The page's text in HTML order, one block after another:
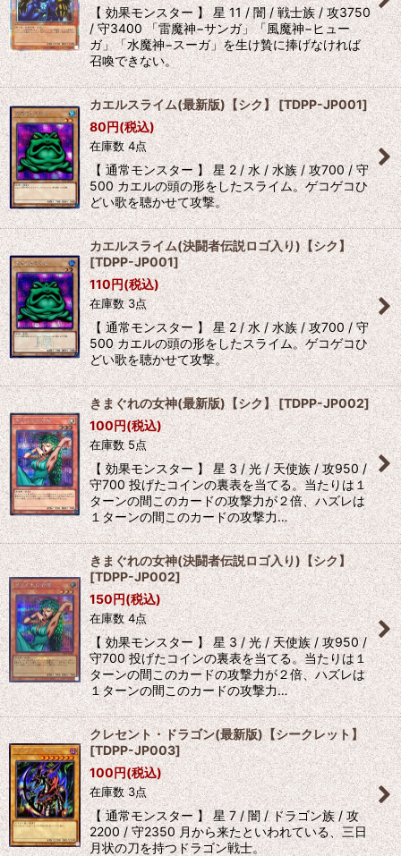
【 効果モンスター 】 星 11 / 闇 / 戦士族 / 攻3750
/ 守3400 「雷魔神−サンガ」「風魔神−ヒュー
ガ」「水魔神−スーガ」を生け贄に捧げなければ
召喚できない。
カエルスライム(最新版)【シク】[TDPP-JP001]
80円(税込)
在庫数 4点
【 通常モンスター 】 星 2 / 水 / 水族 / 攻700 / 守
500 カエルの頭の形をしたスライム。ゲコゲコひ
どい歌を聴かせて攻撃。
カエルスライム(決闘者伝説ロゴ入り)【シク】
[TDPP-JP001]
110円(税込)
在庫数 3点
【 通常モンスター 】 星 2 / 水 / 水族 / 攻700 / 守
500 カエルの頭の形をしたスライム。ゲコゲコひ
どい歌を聴かせて攻撃。
きまぐれの女神(最新版)【シク】 [TDPP-JP002]
100円(税込)
在庫数 5点
【 効果モンスター 】 星 3 / 光 / 天使族 / 攻950 /
守700 投げたコインの裏表を当てる。当たりは１
ターンの間このカードの攻撃力が２倍、ハズレは
１ターンの間このカードの攻撃力…
きまぐれの女神(決闘者伝説ロゴ入り)【シク】
[TDPP-JP002]
150円(税込)
在庫数 4点
【 効果モンスター 】 星 3 / 光 / 天使族 / 攻950 /
守700 投げたコインの裏表を当てる。当たりは１
ターンの間このカードの攻撃力が２倍、ハズレは
１ターンの間このカードの攻撃力…
クレセント・ドラゴン(最新版)【シークレット】
[TDPP-JP003]
100円(税込)
在庫数 3点
【 通常モンスター 】 星 7 / 闇 / ドラゴン族 / 攻
2200 / 守2350 月から来たといわれている、三日
月状の刀を持つドラゴン戦士。